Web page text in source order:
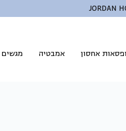
JORDAN
אחסון אמבטיה מגשים